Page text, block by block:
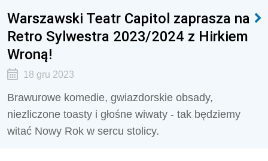
Warszawski Teatr Capitol zaprasza na
Retro Sylwestra 2023/2024 z Hirkiem
Wroną!
18 gru 2023
Brawurowe komedie, gwiazdorskie obsady,
niezliczone toasty i głośne wiwaty - tak będziemy
witać Nowy Rok w sercu stolicy.